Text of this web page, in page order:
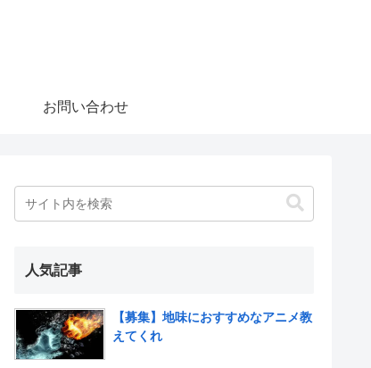
お問い合わせ
人気記事
【募集】地味におすすめなアニメ教
えてくれ